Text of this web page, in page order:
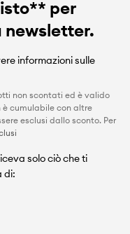
per
newsletter.
informazioni sulle
non scontati ed è valido
cumulabile con altre
esclusi dallo sconto. Per
solo ciò che ti
di: